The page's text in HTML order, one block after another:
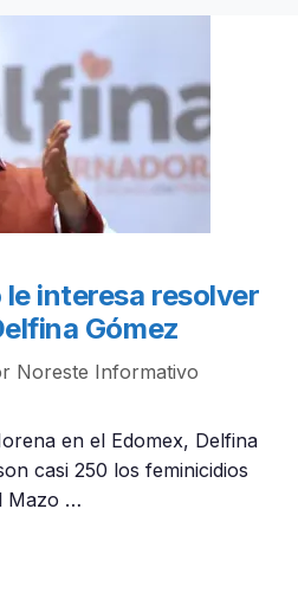
le interesa resolver
Gómez
Noreste Informativo
en el Edomex, Delfina
casi 250 los feminicidios
Mazo …